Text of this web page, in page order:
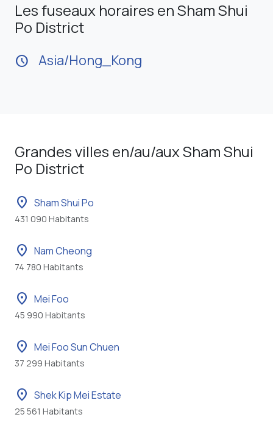
Les fuseaux horaires en Sham Shui
Po District
schedule Asia/Hong_Kong
Grandes villes en/au/aux Sham Shui
Po District
location_on Sham Shui Po
431 090 Habitants
location_on Nam Cheong
74 780 Habitants
location_on Mei Foo
45 990 Habitants
location_on Mei Foo Sun Chuen
37 299 Habitants
location_on Shek Kip Mei Estate
25 561 Habitants